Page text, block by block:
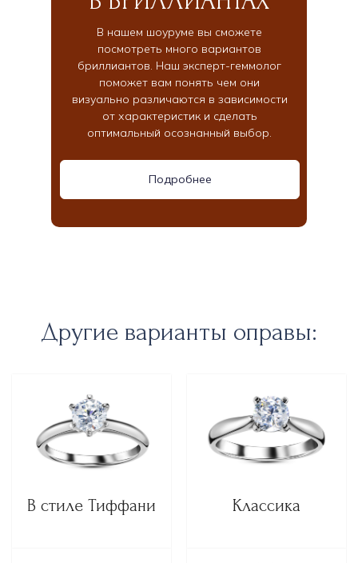
В нашем шоуруме вы сможете
посмотреть много вариантов
бриллиантов. Наш эксперт-геммолог
поможет вам понять чем они
визуально различаются в зависимости
от характеристик и сделать
оптимальный осознанный выбор.
Подробнее
Другие варианты оправы:
В стиле Тиффани Классика